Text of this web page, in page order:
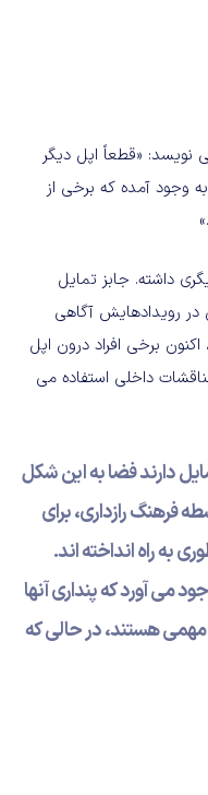
نویسد: «قطعاً اپل دیگر
وجود آمده که برخی از
داشته. جابز تمایل
در رویدادهایش آگاهی
برخی افراد درون اپل
مناقشات داخلی استفاده می
دارند فضا به این شکل
فرهنگ رازداری، برای
به راه انداخته اند.
می آورد که پنداری آنها
مهمی هستند، در حالی که